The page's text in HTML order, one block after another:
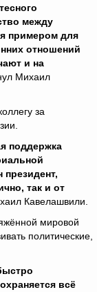
между
примером для
отношений
и на
Михаил
за
поддержка
президент,
так и от
Кавелашвили.
мировой
политические,
всё